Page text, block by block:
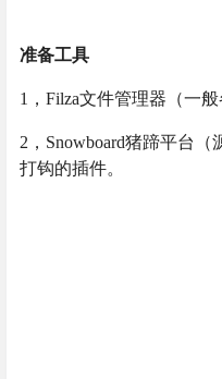
准备工具
1，Filza文件管理器（一般
2，Snowboard猪蹄平台（
打钩的插件。